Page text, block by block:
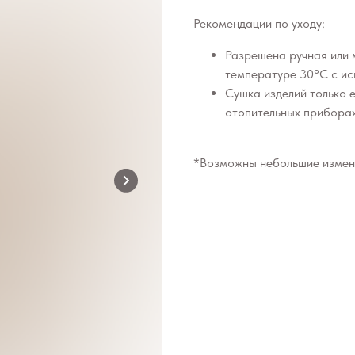
Рекомендации по уходу:
Разрешена ручная
температуре 30°C с
Сушка изделий
отопительных
*Возможны небольшие